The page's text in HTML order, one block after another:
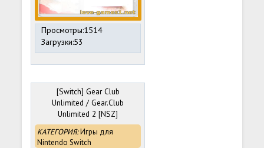
Просмотры:1514
Загрузки:53
[Switch] Gear Club
Unlimited / Gear.Club
Unlimited 2 [NSZ]
[RUS/Multi6]
КАТЕГОРИЯ:Игры для
Nintendo Switch